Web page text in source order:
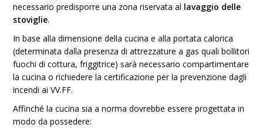
necessario predisporre una zona riservata al lavaggio delle
stoviglie.
In base alla dimensione della cucina e alla portata calorica
(determinata dalla presenza di attrezzature a gas quali bollitori
fuochi di cottura, friggitrice) sarà necessario compartimentare
la cucina o richiedere la certificazione per la prevenzione dagli
incendi ai VV.FF.
Affinché la cucina sia a norma dovrebbe essere progettata in
modo da possedere: